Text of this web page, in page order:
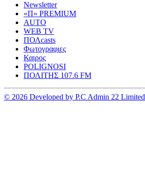
Newsletter
«Π» PREMIUM
AUTO
WEB TV
ΠΟΛcasts
Φωτογραφιες
Καιρος
POLIGNOSI
ΠΟΛΙΤΗΣ 107.6 FM
© 2026 Developed by P.C Admin 22 Limited